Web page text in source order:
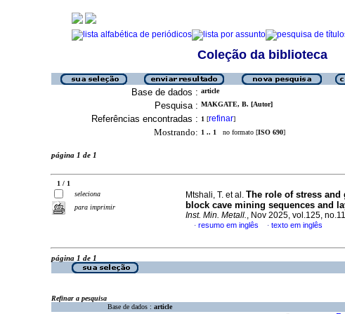
Coleção da biblioteca
Base de dados : article
Pesquisa : MAKGATE, B. [Autor]
Referências encontradas : 1 [refinar]
Mostrando: 1 .. 1 no formato [ISO 690]
página 1 de 1
1 / 1
seleciona
para imprimir
Mtshali, T. et al. The role of stress
block cave mining sequences and
Inst. Min. Metall., Nov 2025, vol.125,
· resumo em inglês · texto em inglês
página 1 de 1
Refinar a pesquisa
Base de dados : article